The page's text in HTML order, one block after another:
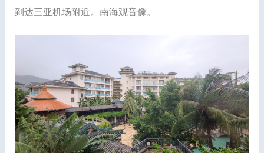
到达三亚机场附近。南海观音像。